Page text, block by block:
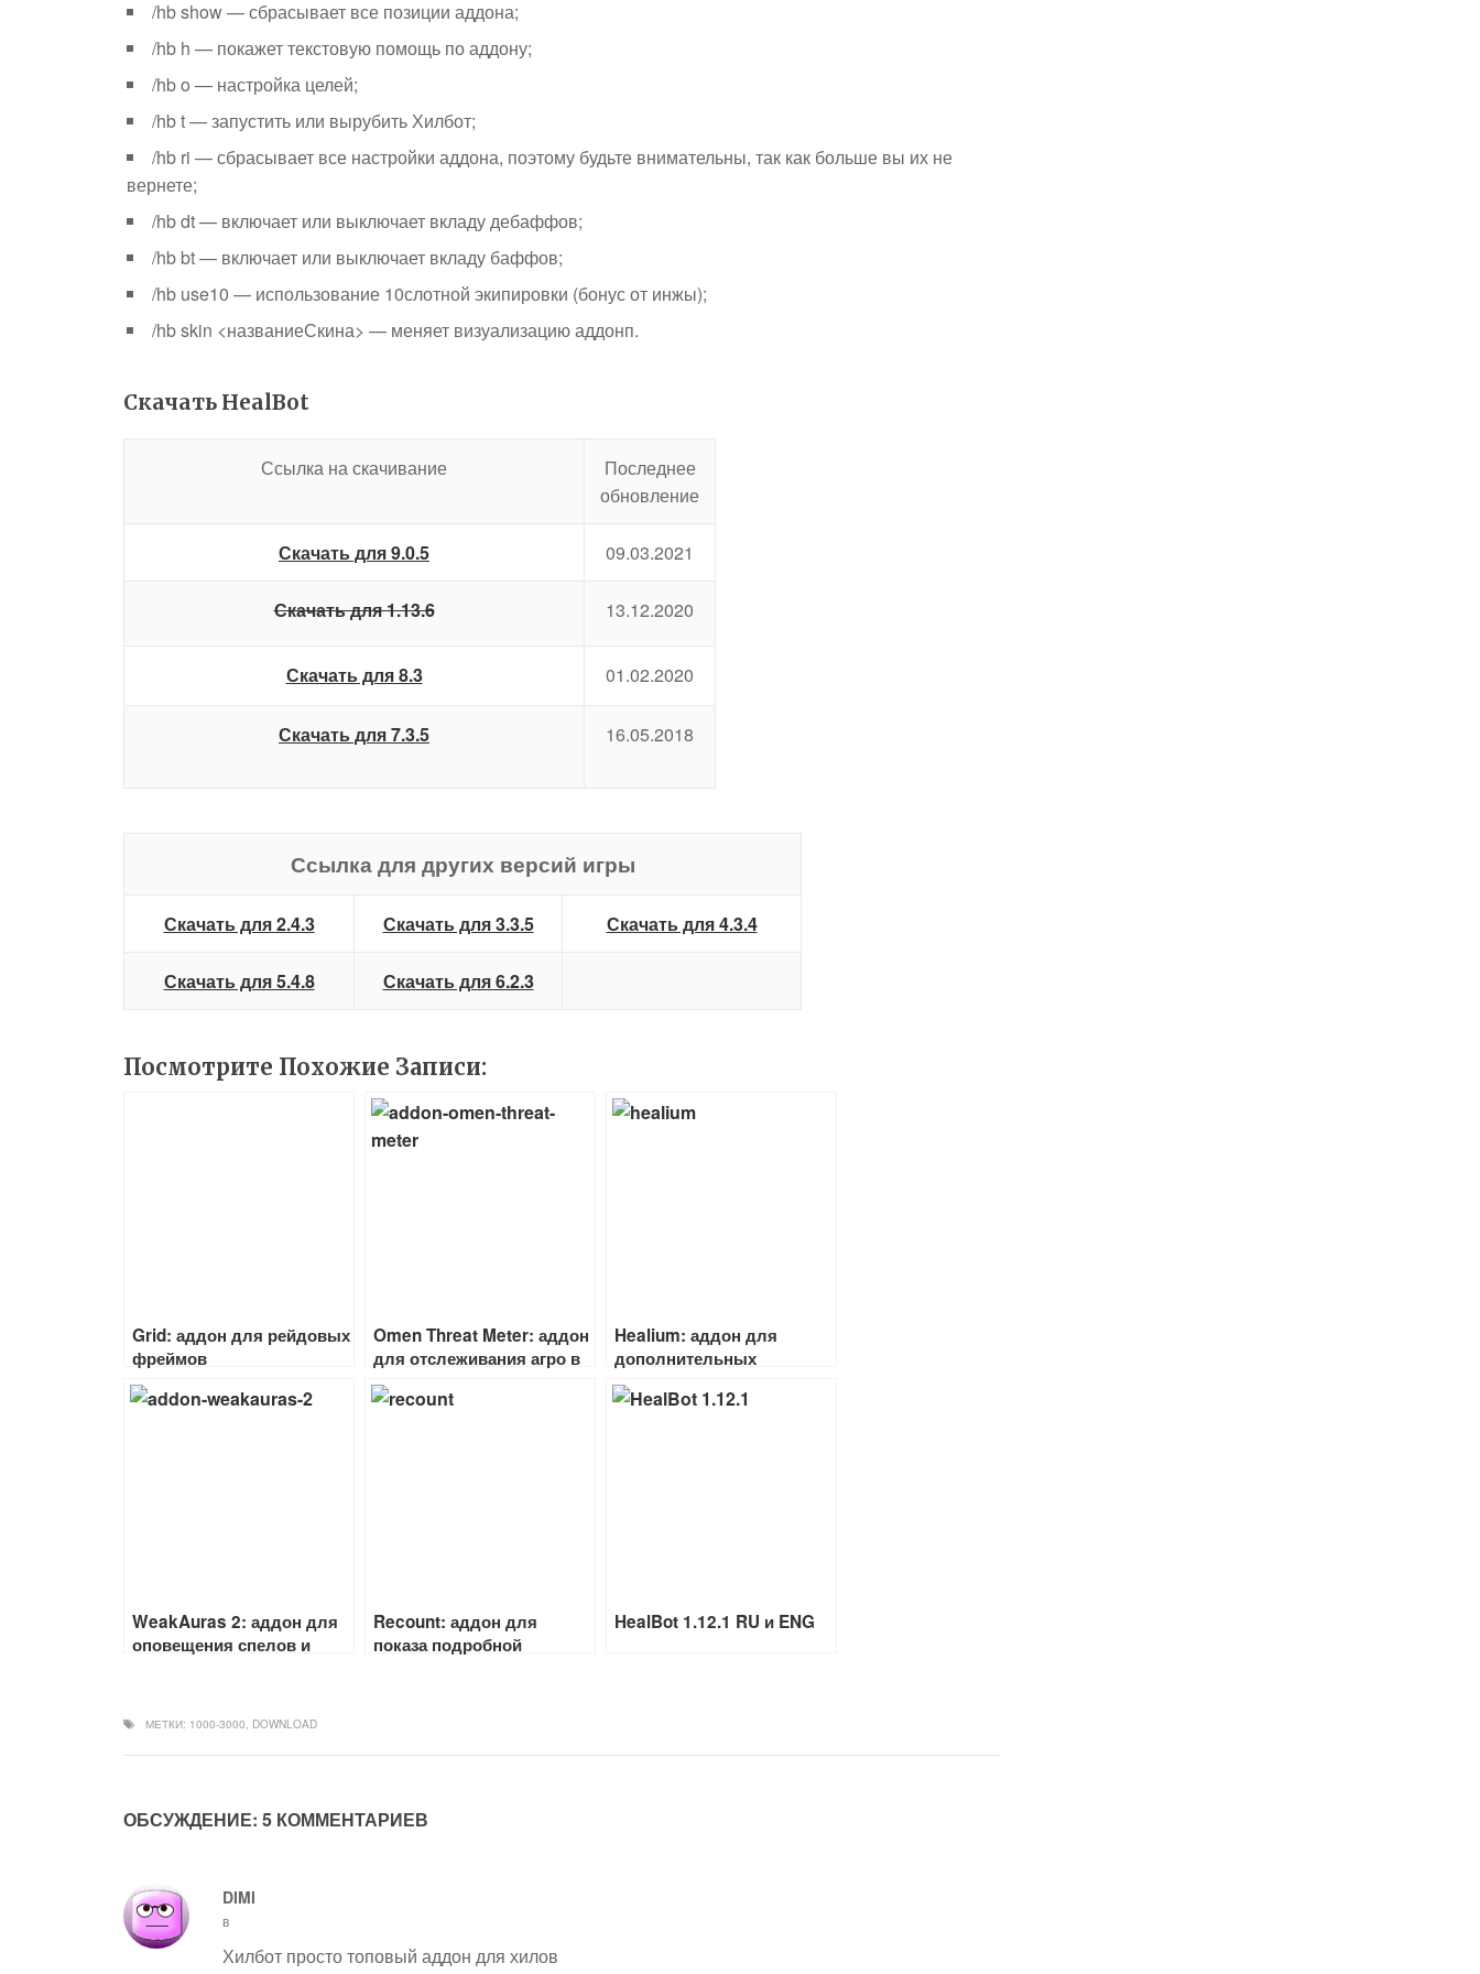
/hb show — сбрасывает все позиции аддона;
/hb h — покажет текстовую помощь по аддону;
/hb o — настройка целей;
/hb t — запустить или вырубить Хилбот;
/hb ri — сбрасывает все настройки аддона, поэтому будьте внимательны, так как больше вы их не
вернете;
/hb dt — включает или выключает вкладу дебаффов;
/hb bt — включает или выключает вкладу баффов;
/hb use10 — использование 10слотной экипировки (бонус от инжы);
/hb skin <названиеСкина> — меняет визуализацию аддонп.
Скачать HealBot
Ссылка на скачивание
Последнее
обновление
Скачать для 9.0.5 09.03.2021
Скачать для 1.13.6 13.12.2020
Скачать для 8.3 01.02.2020
Скачать для 7.3.5 16.05.2018
Ссылка для других версий игры
Скачать для 2.4.3 Скачать для 3.3.5 Скачать для 4.3.4
Скачать для 5.4.8 Скачать для 6.2.3
Посмотрите Похожие Записи:
Grid: аддон для рейдовых
фреймов
Omen Threat Meter: аддон
для отслеживания агро в
рейде
Healium: аддон для
дополнительных
фреймов и лечения
WeakAuras 2: аддон для
оповещения спелов и
Recount: аддон для
показа подробной
HealBot 1.12.1 RU и ENG
МЕТКИ: 1000-3000, DOWNLOAD
ОБСУЖДЕНИЕ: 5 КОММЕНТАРИЕВ
DIMI
в
Хилбот просто топовый аддон для хилов